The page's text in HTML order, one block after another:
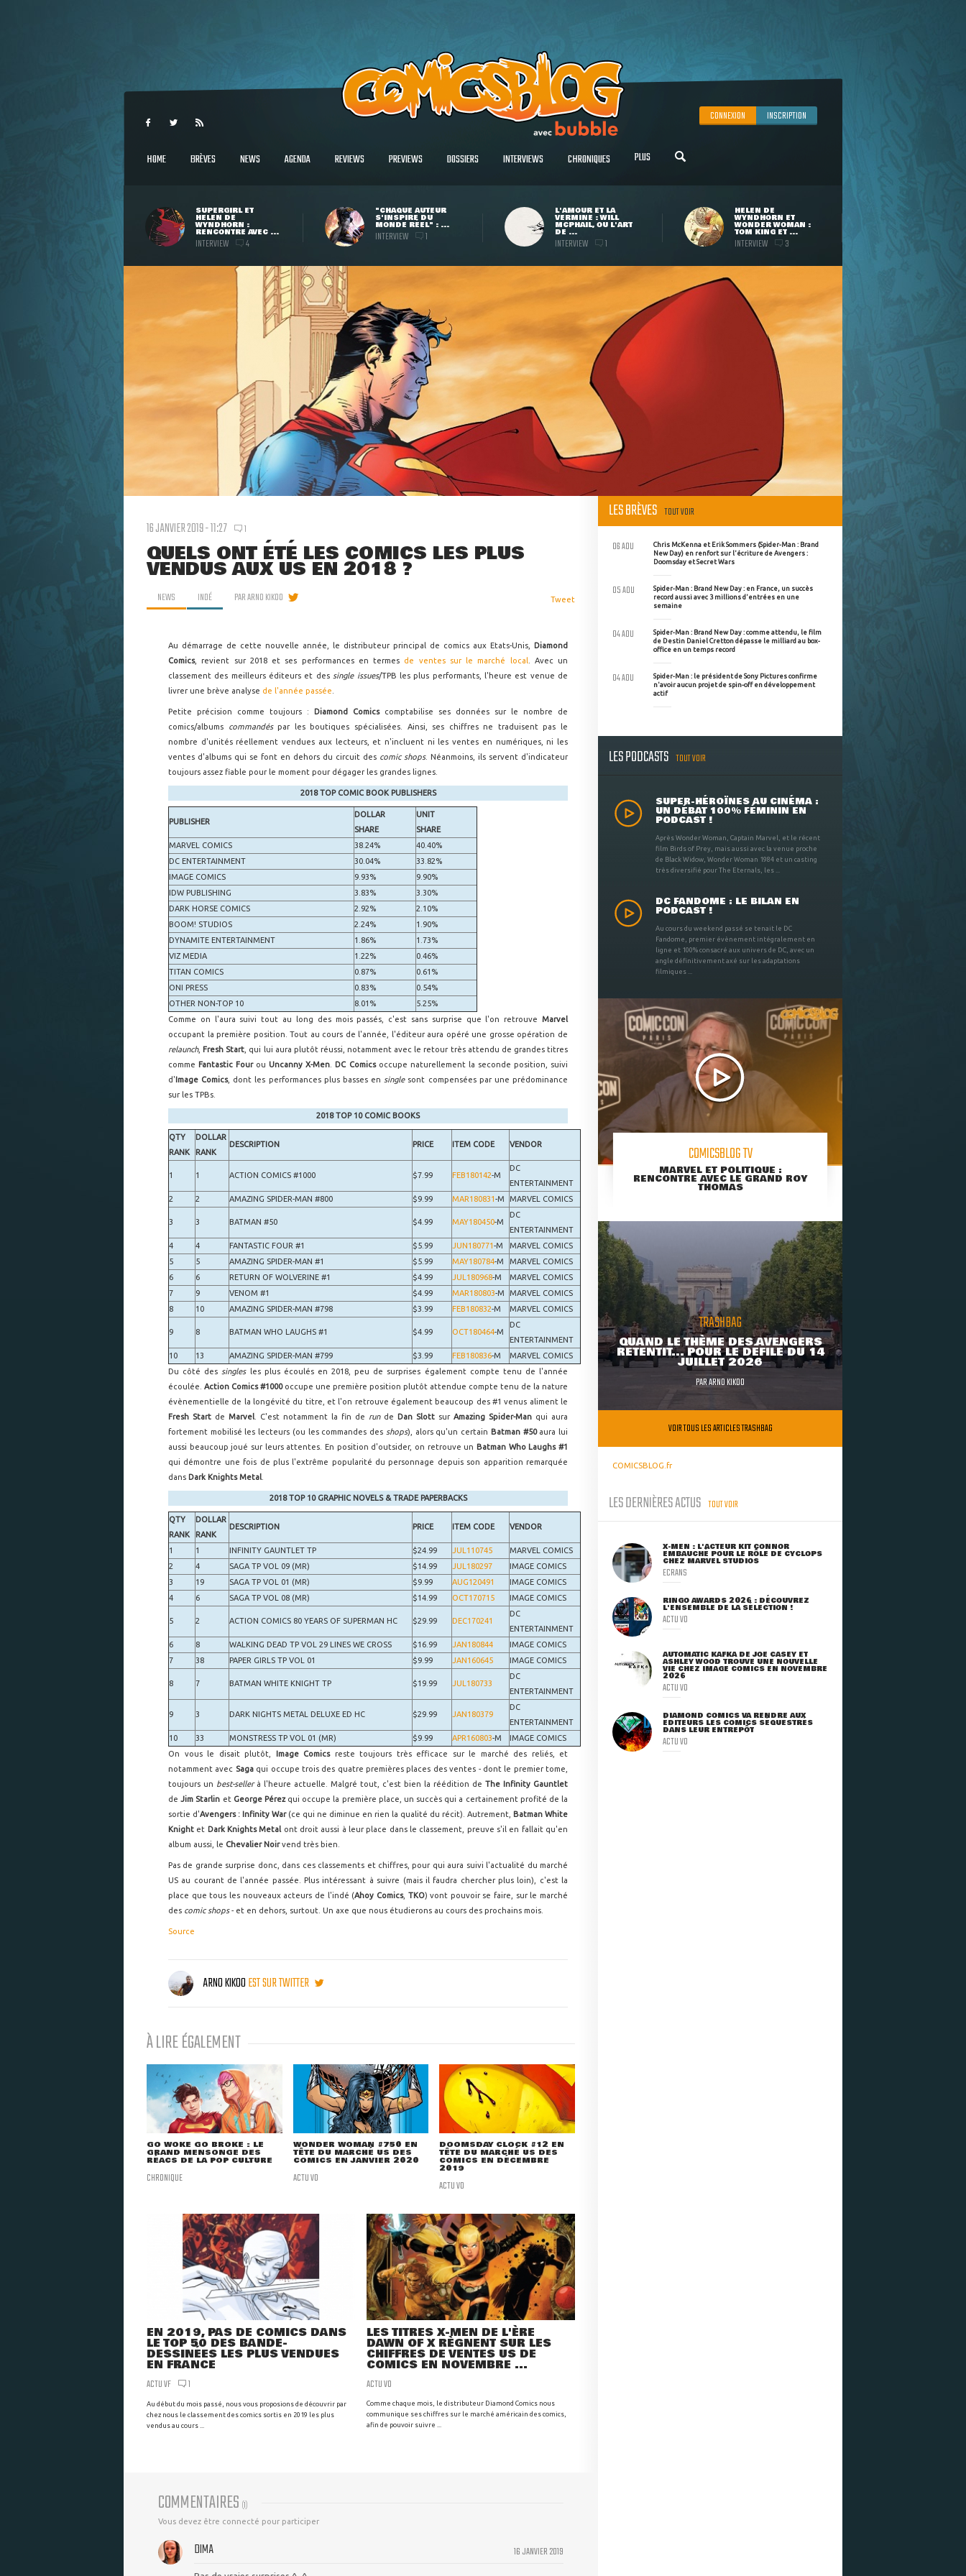
CONNEXION INSCRIPTION
HOME BRÈVES NEWS AGENDA REVIEWS PREVIEWS DOSSIERS INTERVIEWS CHRONIQUES PLUS
SUPERGIRL ET
HELEN DE
WYNDHORN :
RENCONTRE AVEC ...
INTERVIEW 4
"CHAQUE AUTEUR
S'INSPIRE DU
MONDE RÉEL" : ...
INTERVIEW 1
L'AMOUR ET LA
VERMINE : WILL
MCPHAIL, OU L'ART
DE ...
INTERVIEW 1
HELEN DE
WYNDHORN ET
WONDER WOMAN :
TOM KING ET ...
INTERVIEW 3
16 JANVIER 2019 - 11:27 1
QUELS ONT ÉTÉ LES COMICS LES PLUS
VENDUS AUX US EN 2018 ?
NEWS INDÉ PARARNO KIKOO Tweet
Au démarrage de cette nouvelle année, le distributeur principal de comics aux Etats-Unis, Diamond
Comics, revient sur 2018 et ses performances en termes de ventes sur le marché local . Avec un
classement des meilleurs éditeurs et des single issues/TPB les plus performants, l'heure est venue de
livrer une brève analyse de l'année passée
Petite précision comme toujours : Diamond Comics comptabilise ses données sur le nombre de
comics/albums
commandéspar les boutiques spécialisées. Ainsi, ses chiffres ne traduisent pas le
nombre d'unités réellement vendues aux lecteurs, et n'incluent ni les ventes en numériques, ni les
ventes d'albums qui se font en dehors du circuit des comic shops. Néanmoins, ils servent d'indicateur
toujours assez fiable pour le moment pour dégager les grandes lignes.
2018 TOP COMIC BOOK PUBLISHERS
PUBLISHER
DOLLAR
SHARE
UNIT
SHARE
MARVEL COMICS
38.24%
40.40%
DC ENTERTAINMENT
30.04%
33.82%
IMAGE COMICS
9.93%
9.90%
IDW PUBLISHING
3.83%
3.30%
DARK HORSE COMICS
2.92%
2.10%
BOOM! STUDIOS
2.24%
1.90%
DYNAMITE ENTERTAINMENT
1.86%
1.73%
VIZ MEDIA
1.22%
0.46%
TITAN COMICS
0.87%
0.61%
ONI PRESS
0.83%
0.54%
OTHER NON-TOP 10
8.01%
5.25%
Comme on l'aura suivi tout au long des mois passés, c'est sans surprise que l'on retrouve Marvel
occupant la première position. Tout au cours de l'année, l'éditeur aura opéré une grosse opération de
relaunch, Fresh Start , qui lui aura plutôt réussi, notamment avec le retour très attendu de grandes titres
comme Fantastic Four ouUncanny X-Men DC Comics occupe naturellement la seconde position, suivi
d'Image Comics, dont les performances plus basses en single sont compensées par une prédominance
sur les TPBs.
2018 TOP 10 COMIC BOOKS
QTY
RANK
DOLLAR
RANK
DESCRIPTION PRICE ITEM CODE VENDOR
1 1 ACTION COMICS #1000 $7.99 FEB180142-M
DC
ENTERTAINMENT
2
2 AMAZING SPIDER-MAN #800 $9.99 MAR180831-M MARVEL COMICS
3 3 BATMAN #50 $4.99 MAY180450-M
DC
ENTERTAINMENT
4
4 FANTASTIC FOUR #1 $5.99 JUN180771-M
MARVEL COMICS
5
5 AMAZING SPIDER-MAN #1 $5.99 MAY180784-M
MARVEL COMICS
6
6 RETURN OF WOLVERINE #1 $4.99 JUL180968-M
MARVEL COMICS
7
9 VENOM #1 $4.99 MAR180803-M
MARVEL COMICS
8
10 AMAZING SPIDER-MAN #798 $3.99 FEB180832-M MARVEL COMICS
9 8 BATMAN WHO LAUGHS #1 $4.99 OCT180464-M
DC
ENTERTAINMENT
10
13 AMAZING SPIDER-MAN #799 $3.99 FEB180836-M
MARVEL COMICS
Du côté des singles les plus écoulés en 2018, peu de surprises également compte tenu de l'année
écoulée. Action Comics #1000 occupe une première position plutôt attendue compte tenu de la nature
évènementielle de la longévité du titre, et l'on retrouve également beaucoup des #1 venus aliment le
Fresh Start de Marvel . C'est notamment la fin de run de Dan Slott sur Amazing Spider-Man qui aura
fortement mobilisé les lecteurs (ou les commandes des shops), alors qu'un certain Batman #50 aura lui
aussi beaucoup joué sur leurs attentes. En position d'outsider, on retrouve un Batman Who Laughs #1
qui démontre une fois de plus l'extrême popularité du personnage depuis son apparition remarquée
dans Dark Knights Metal
2018 TOP 10 GRAPHIC NOVELS & TRADE PAPERBACKS
QTY
RANK
DOLLAR
RANK
DESCRIPTION PRICE ITEM CODE VENDOR
1 1 INFINITY GAUNTLET TP $24.99 JUL110745
MARVEL COMICS
2
4 SAGA TP VOL 09 (MR) $14.99 JUL180297
IMAGE COMICS
3
19 SAGA TP VOL 01 (MR) $9.99 AUG120491
IMAGE COMICS
4
6 SAGA TP VOL 08 (MR) $14.99 OCT170715 IMAGE COMICS
5 2 ACTION COMICS 80 YEARS OF SUPERMAN HC $29.99 DEC170241
DC
ENTERTAINMENT
6
8 WALKING DEAD TP VOL 29 LINES WE CROSS $16.99 JAN180844
IMAGE COMICS
7
38 PAPER GIRLS TP VOL 01 $9.99 JAN160645 IMAGE COMICS
8 7 BATMAN WHITE KNIGHT TP $19.99 JUL180733
DC
ENTERTAINMENT
9 3 DARK NIGHTS METAL DELUXE ED HC $29.99 JAN180379
DC
ENTERTAINMENT
10
33 MONSTRESS TP VOL 01 (MR) $9.99 APR160803-M
IMAGE COMICS
On vous le disait plutôt,
Image Comics reste toujours très efficace sur le marché des reliés, et
notamment avec Sagaqui occupe trois des quatre premières places des ventes - dont le premier tome,
toujours un best-seller à l'heure actuelle. Malgré tout, c'est bien la réédition de The Infinity Gauntlet
deJim Starlin et George Pérez qui occupe la première place, un succès qui a certainement profité de la
sortie d'Avengers : Infinity War (ce qui ne diminue en rien la qualité du récit). Autrement, Batman White
Knight et Dark Knights Metal ont droit aussi à leur place dans le classement, preuve s'il en fallait qu'en
album aussi, le Chevalier Noirvend très bien.
Pas de grande surprise donc, dans ces classements et chiffres, pour qui aura suivi l'actualité du marché
US au courant de l'année passée. Plus intéressant à suivre (mais il faudra chercher plus loin), c'est la
place que tous les nouveaux acteurs de l'indé (Ahoy Comics, TKO) vont pouvoir se faire, sur le marché
des comic shops- et en dehors, surtout. Un axe que nous étudierons au cours des prochains mois.
Source
ARNO KIKOOEST SUR TWITTER
À LIRE ÉGALEMENT
GO WOKE GO BROKE : LE
GRAND MENSONGE DES
RÉACS DE LA POP CULTURE
CHRONIQUE
WONDER WOMAN #750 EN
TÊTE DU MARCHÉ US DES
COMICS EN JANVIER 2020
ACTU VO
DOOMSDAY CLOCK #12 EN
TÊTE DU MARCHÉ US DES
COMICS EN DÉCEMBRE
2019
ACTU VO
EN 2019, PAS DE COMICS DANS
LE TOP 50 DES BANDE-
DESSINÉES LES PLUS VENDUES
EN FRANCE
ACTU VF 1
Au début du mois passé, nous vous proposions de découvrir par
chez nous le classement des comics sortis en 2019 les plus
vendus au cours ...
LES TITRES X-MEN DE L'ÈRE
DAWN OF X RÈGNENT SUR LES
CHIFFRES DE VENTES US DE
COMICS EN NOVEMBRE ...
ACTU VO
Comme chaque mois, le distributeur Diamond Comics nous
communique ses chiffres sur le marché américain des comics,
afin de pouvoir suivre ...
COMMENTAIRES (1)
Vous devez être connecté pour participer
16 JANVIER 2019
DIMA
LES BRÈVES TOUT VOIR
Chris McKenna et Erik Sommers (Spider-Man : Brand
New Day) en renfort sur l'écriture de Avengers :
Doomsday et Secret Wars
06 AOU
Spider-Man : Brand New Day : en France, un succès
record aussi avec 3 millions d'entrées en une
semaine
05 AOU
Spider-Man : Brand New Day : comme attendu, le film
de Destin Daniel Cretton dépasse le milliard au box-
office en un temps record
04 AOU
Spider-Man : le président de Sony Pictures confirme
n'avoir aucun projet de spin-off en développement
actif
04 AOU
LES PODCASTS TOUT VOIR
SUPER-HÉROÏNES AU CINÉMA :
UN DÉBAT 100% FÉMININ EN
PODCAST !
Après Wonder Woman, Captain Marvel, et le récent
film Birds of Prey, mais aussi avec la venue proche
de Black Widow, Wonder Woman 1984 et un casting
très diversifié pour The Eternals, les ...
DC FANDOME : LE BILAN EN
PODCAST !
Au cours du weekend passé se tenait le DC
Fandome, premier évènement intégralement en
ligne et 100% consacré aux univers de DC, avec un
angle définitivement axé sur les adaptations
filmiques ...
COMICSBLOG TV
MARVEL ET POLITIQUE :
RENCONTRE AVEC LE GRAND ROY
THOMAS
TRASHBAG
QUAND LE THÈME DES AVENGERS
RETENTIT... POUR LE DÉFILÉ DU 14
JUILLET 2026
PARARNO KIKOO
VOIR TOUS LES ARTICLES TRASHBAG
COMICSBLOG.fr
LES DERNIÈRES ACTUS TOUT VOIR
X-MEN : L'ACTEUR KIT CONNOR
EMBAUCHÉ POUR LE RÔLE DE CYCLOPS
CHEZ MARVEL STUDIOS
ECRANS
RINGO AWARDS 2026 : DÉCOUVREZ
L'ENSEMBLE DE LA SÉLECTION !
ACTU VO
AUTOMATIC KAFKA DE JOE CASEY ET
ASHLEY WOOD TROUVE UNE NOUVELLE
VIE CHEZ IMAGE COMICS EN NOVEMBRE
2026
ACTU VO
DIAMOND COMICS VA RENDRE AUX
ÉDITEURS LES COMICS SÉQUESTRÉS
DANS LEUR ENTREPÔT
ACTU VO